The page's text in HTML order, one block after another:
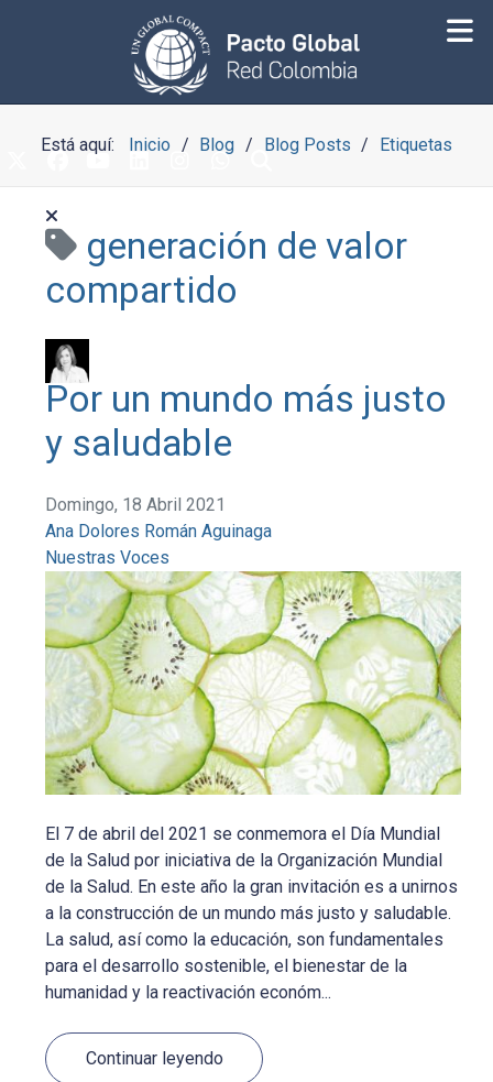
Está aquí: Inicio Blog Blog Posts Etiquetas
generación de valor
compartido
Por un mundo más justo
y saludable
Domingo, 18 Abril 2021
Ana Dolores Román Aguinaga
Nuestras Voces
El 7 de abril del 2021 se conmemora el Día Mundial
de la Salud por iniciativa de la Organización Mundial
de la Salud. En este año la gran invitación es a unirnos
a la construcción de un mundo más justo y saludable.
La salud, así como la educación, son fundamentales
para el desarrollo sostenible, el bienestar de la
humanidad y la reactivación económ...
Continuar leyendo